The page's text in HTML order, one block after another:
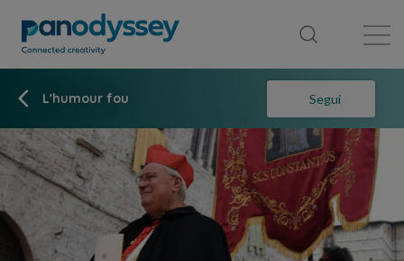
L'humour fou Segui